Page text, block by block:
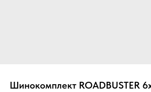
Шинокомплект ROADBUSTER